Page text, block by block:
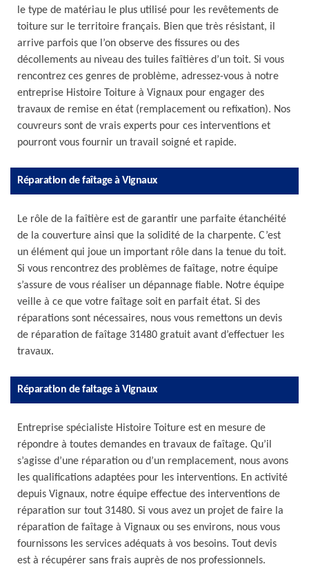
le type de matériau le plus utilisé pour les revêtements de
toiture sur le territoire français. Bien que très résistant, il
arrive parfois que l’on observe des fissures ou des
décollements au niveau des tuiles faîtières d’un toit. Si vous
rencontrez ces genres de problème, adressez-vous à notre
entreprise Histoire Toiture à Vignaux pour engager des
travaux de remise en état (remplacement ou refixation). Nos
couvreurs sont de vrais experts pour ces interventions et
pourront vous fournir un travail soigné et rapide.
Réparation de faîtage à Vignaux
Le rôle de la faîtière est de garantir une parfaite étanchéité
de la couverture ainsi que la solidité de la charpente. C’est
un élément qui joue un important rôle dans la tenue du toit.
Si vous rencontrez des problèmes de faîtage, notre équipe
s’assure de vous réaliser un dépannage fiable. Notre équipe
veille à ce que votre faîtage soit en parfait état. Si des
réparations sont nécessaires, nous vous remettons un devis
de réparation de faîtage 31480 gratuit avant d’effectuer les
travaux.
Réparation de faitage à Vignaux
Entreprise spécialiste Histoire Toiture est en mesure de
répondre à toutes demandes en travaux de faîtage. Qu’il
s’agisse d’une réparation ou d’un remplacement, nous avons
les qualifications adaptées pour les interventions. En activité
depuis Vignaux, notre équipe effectue des interventions de
réparation sur tout 31480. Si vous avez un projet de faire la
réparation de faîtage à Vignaux ou ses environs, nous vous
fournissons les services adéquats à vos besoins. Tout devis
est à récupérer sans frais auprès de nos professionnels.